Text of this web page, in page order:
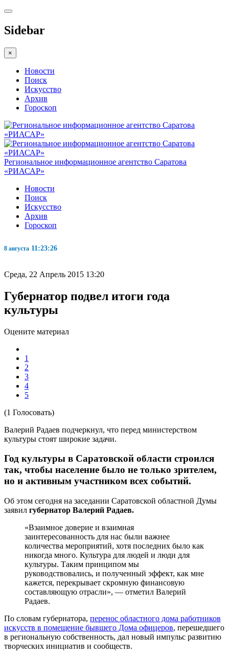
Sidebar
×
Новости
Поиск
Искусство
Архив
Гороскоп
Региональное информационное агентство Саратова
«РИАСАР»
Новости
Поиск
Искусство
Архив
Гороскоп
8 августа 11:23:27
Среда, 22 Апрель 2015 13:20
Губернатор подвел итоги года
культуры
Оцените материал
1
2
3
4
5
(1 Голосовать)
Валерий Радаев подчеркнул, что перед министерством
культуры стоят широкие задачи.
Год культуры в Саратовской области строился
так, чтобы население было не только зрителем,
но и активным участником всех событий.
Об этом сегодня на заседании Саратовской областной Думы
заявил губернатор Валерий Радаев.
«Взаимное доверие и взаимная
заинтересованность для нас были важнее
количества мероприятий, хотя последних было как
никогда много. Культура для людей и люди для
культуры. Таким принципом мы
руководствовались, и полученный эффект, как мне
кажется, перекрывает скромную финансовую
составляющую отрасли», — отметил Валерий
Радаев.
По словам губернатора, перенос областного дома работников
искусств в помещение бывшего Дома офицеров, перешедшего
в региональную собственность, дал новый импульс развитию
творческих инициатив и сообществ.